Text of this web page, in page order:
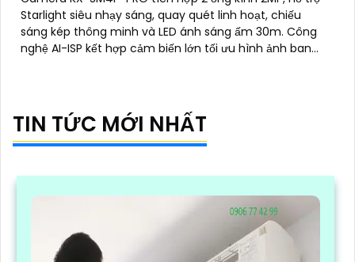
Starlight siêu nhạy sáng, quay quét linh hoạt, chiếu
sáng kép thông minh và LED ánh sáng ấm 30m. Công
nghệ AI-ISP kết hợp cảm biến lớn tối ưu hình ảnh ban
TIN TỨC MỚI NHẤT